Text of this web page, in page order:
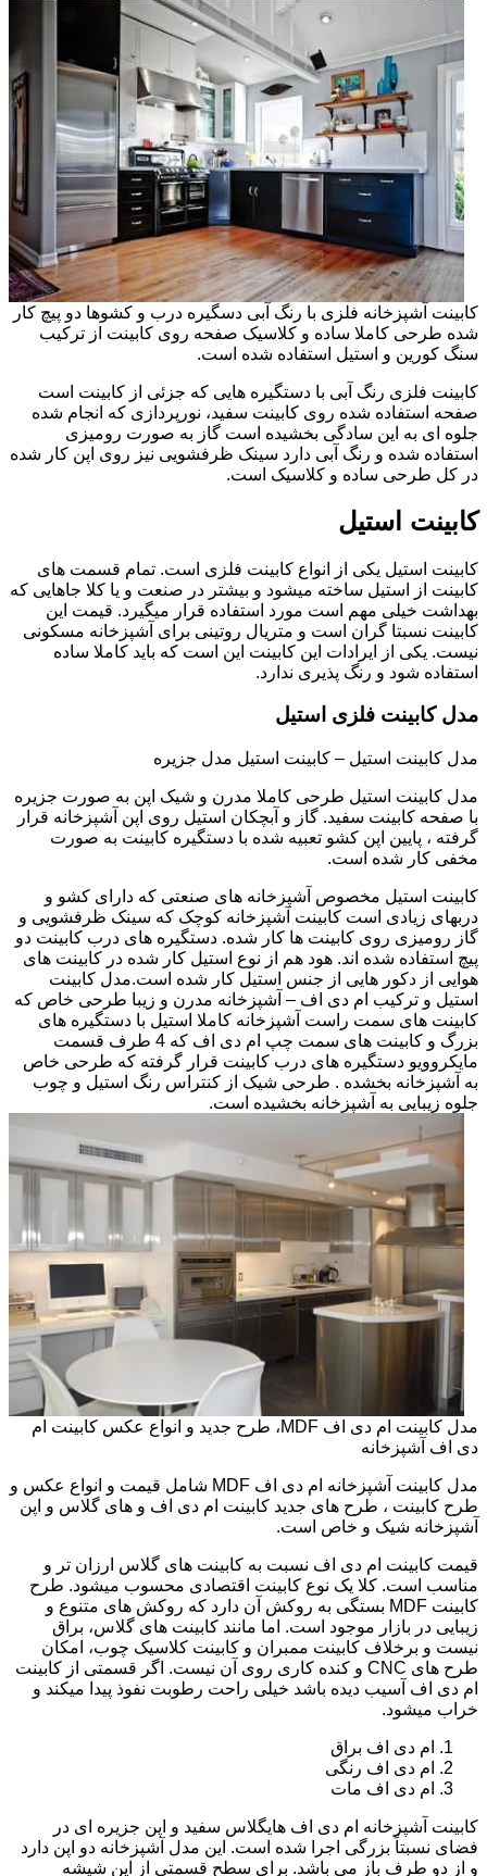
کابینت آشپزخانه فلزی با رنگ آبی دسگیره درب و کشوها دو پیچ کار
شده طرحی کاملا ساده و کلاسیک صفحه روی کابینت از ترکیب
سنگ کورین و استیل استفاده شده است.
کابینت فلزی رنگ آبی با دستگیره هایی که جزئی از کابینت است
صفحه استفاده شده روی کابینت سفید، نورپردازی که انجام شده
جلوه ای به این سادگی بخشیده است گاز به صورت رومیزی
استفاده شده و رنگ آبی دارد سینک ظرفشویی نیز روی اپن کار شده
در کل طرحی ساده و کلاسیک است.
کابینت استیل
کابینت استیل یکی از انواع کابینت فلزی است. تمام قسمت های
کابینت از استیل ساخته میشود و بیشتر در صنعت و یا کلا جاهایی که
بهداشت خیلی مهم است مورد استفاده قرار میگیرد. قیمت این
کابینت نسبتا گران است و متریال روتینی برای آشپزخانه مسکونی
نیست. یکی از ایرادات این کابینت این است که باید کاملا ساده
استفاده شود و رنگ پذیری ندارد.
مدل کابینت فلزی استیل
مدل کابینت استیل – کابینت استیل مدل جزیره
مدل کابینت استیل طرحی کاملا مدرن و شیک اپن به صورت جزیره
با صفحه کابینت سفید. گاز و آبچکان استیل روی اپن آشپزخانه قرار
گرفته ، پایین اپن کشو تعبیه شده با دستگیره کابینت به صورت
مخفی کار شده است.
کابینت استیل مخصوص آشپزخانه های صنعتی که دارای کشو و
دربهای زیادی است کابینت آشپزخانه کوچک که سینک ظرفشویی و
گاز رومیزی روی کابینت ها کار شده. دستگیره های درب کابینت دو
پیچ استفاده شده اند. هود هم از نوع استیل کار شده در کابینت های
هوایی از دکور هایی از جنس استیل کار شده است.مدل کابینت
استیل و ترکیب ام دی اف – آشپزخانه مدرن و زیبا طرحی خاص که
کابینت های سمت راست آشپزخانه کاملا استیل با دستگیره های
بزرگ و کابینت های سمت چپ ام دی اف که 4 طرف قسمت
مایکروویو دستگیره های درب کابینت قرار گرفته که طرحی خاص
به آشپزخانه بخشده . طرحی شیک از کنتراس رنگ استیل و چوب
جلوه زیبایی به آشپزخانه بخشیده است.
مدل کابینت ام دی اف MDF، طرح جدید و انواع عکس کابینت ام
دی اف آشپزخانه
مدل کابینت آشپزخانه ام دی اف MDF شامل قیمت و انواع عکس و
طرح کابینت ، طرح های جدید کابینت ام دی اف و های گلاس و اپن
آشپزخانه شیک و خاص است.
قیمت کابینت ام دی اف نسبت به کابینت های گلاس ارزان تر و
مناسب است. کلا یک نوع کابینت اقتصادی محسوب میشود. طرح
کابینت MDF بستگی به روکش آن دارد که روکش های متنوع و
زیبایی در بازار موجود است. اما مانند کابینت های گلاس، براق
نیست و برخلاف کابینت ممبران و کابینت کلاسیک چوب، امکان
طرح های CNC و کنده کاری روی آن نیست. اگر قسمتی از کابینت
ام دی اف آسیب دیده باشد خیلی راحت رطوبت نفوذ پیدا میکند و
خراب میشود.
ام دی اف براق
ام دی اف رنگی
ام دی اف مات
کابینت آشپزخانه ام دی اف هایگلاس سفید و اپن جزیره ای در
فضای نسبتاً بزرگی اجرا شده است. این مدل آشپزخانه دو اپن دارد
و از دو طرف باز می باشد. برای سطح قسمتی از اپن شیشه